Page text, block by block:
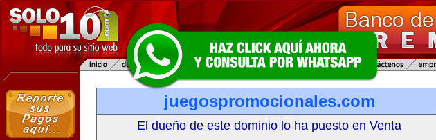
juegospromocionales.com
El dueño de este dominio lo ha puesto en Venta